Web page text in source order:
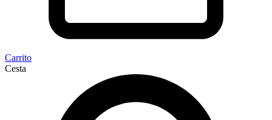
Carrito
Cesta